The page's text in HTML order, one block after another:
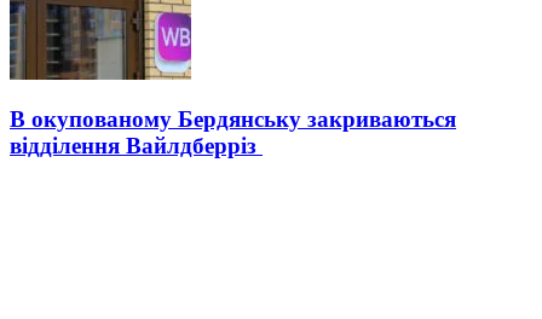
В окупованому Бердянську закриваються
відділення Вайлдберріз